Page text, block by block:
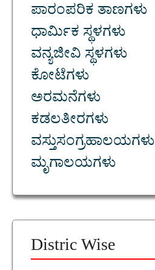
ಪಾರಂಪರಿಕ ತಾಣಗಳು
ಧಾರ್ಮಿಕ ಸ್ಥಳಗಳು
ವನ್ಯಜೀವಿ ಸ್ಥಳಗಳು
ಕೋಟೆಗಳು
ಅರಮನೆಗಳು
ಕಡಲತೀರಗಳು
ವಸ್ತುಸಂಗ್ರಹಾಲಯಗಳು
ಮೃಗಾಲಯಗಳು
Distric Wise